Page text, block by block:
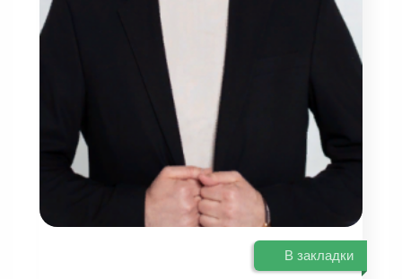
В закладки